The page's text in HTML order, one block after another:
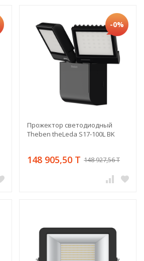
-0%
Прожектор светодиодный
Theben theLeda S17-100L BK
148 905,50 T 148 927,56 T